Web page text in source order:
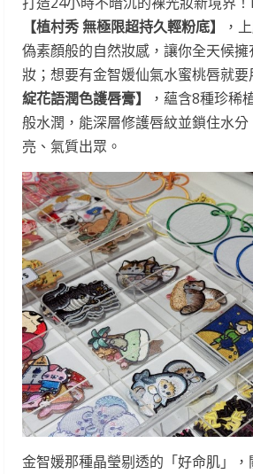
【植村秀 無極限超持久輕粉底】
，
偽素顏般的自然妝感，讓你全天候
妝；想要有金智媛仙氣水蜜桃唇就要
綻花語潤色護唇膏】
，蘊含8種珍稀
般水潤，能深層修護唇紋並鎖住水
亮、氣質出眾。
金智媛那種晶瑩剔透的「好命肌」，